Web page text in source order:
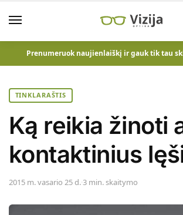
Prenumeruok naujienlaiškį ir gauk tik tau
TINKLARAŠTIS
Ką reikia žinoti
kontaktinius
2015 m. vasario 25 d.·3 min. skaitymo